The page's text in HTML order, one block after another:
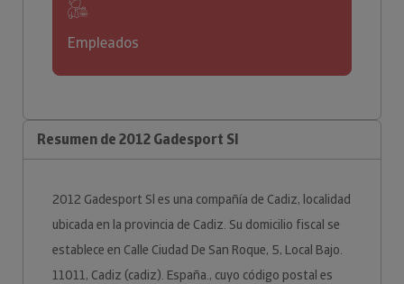
Empleados
Resumen de 2012 Gadesport Sl
2012 Gadesport Sl es una compañía de Cadiz, localidad
ubicada en la provincia de Cadiz. Su domicilio fiscal se
establece en Calle Ciudad De San Roque, 5, Local Bajo.
11011, Cadiz (cadiz). España., cuyo código postal es